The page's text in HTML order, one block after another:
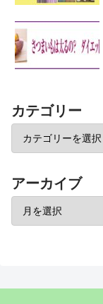
カテゴリー
アーカイブ